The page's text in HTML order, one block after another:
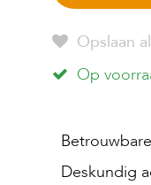
Opslaan
Op
Deskundig